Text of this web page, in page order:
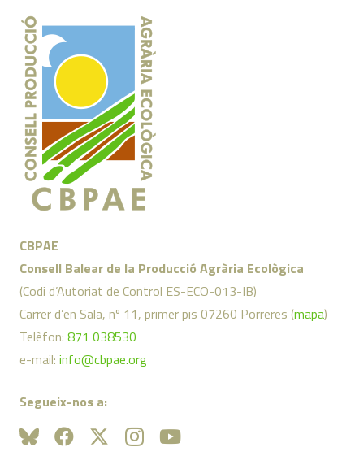
CBPAE
Consell Balear de la Producció Agrària Ecològica
(Codi d’Autoriat de Control ES-ECO-013-IB)
Carrer d’en Sala, nº 11, primer pis 07260 Porreres (mapa)
Telèfon: 871 038530
e-mail: info@cbpae.org
Segueix-nos a: